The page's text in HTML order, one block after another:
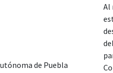
de Puebla
Al